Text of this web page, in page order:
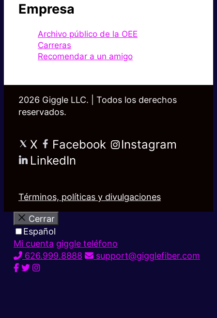
Empresa
Archivo público de la OEE
Carreras
Recomendar a un amigo
2026 Giggle LLC. | Todos los derechos
reservados.
X Facebook
Instagram
LinkedIn
Términos, políticas y divulgaciones
Cerrar
Español
Mi cuenta giggle teléfono
626.999.8888
support@gigglefiber.com